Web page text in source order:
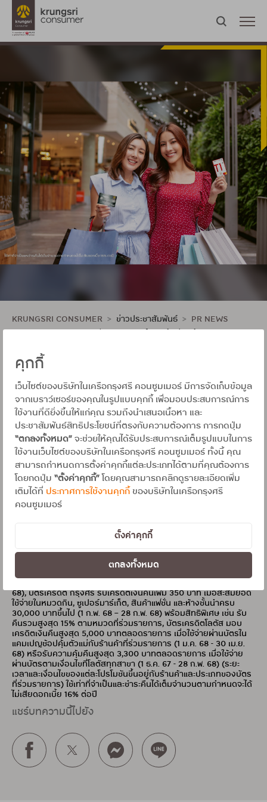
คุกกี้
เว็บไซต์ของบริษัทในเครือกรุงศรี คอนซูมเมอร์ มีการจัดเก็บข้อมูล
จากเบราว์เซอร์ของคุณในรูปแบบคุกกี้ เพื่อมอบประสบการณ์การ
ใช้งานที่ดียิ่งขึ้นให้แก่คุณ รวมถึงนำเสนอเนื้อหา และ
ประชาสัมพันธ์สิทธิประโยชน์ที่ตรงกับความต้องการ การกดปุ่ม
“ตกลงทั้งหมด”จะช่วยให้คุณได้รับประสบการณ์เต็มรูปแบบในการ
ใช้งานเว็บไซต์ของบริษัทในเครือกรุงศรี คอนซูมเมอร์ ทั้งนี้ คุณ
สามารถกำหนดการตั้งค่าคุกกี้แต่ละประเภทได้ตามที่คุณต้องการ
โดยกดปุ่ม “ตั้งค่าคุกกี้”โดยคุณสามารถคลิกดูรายละเอียดเพิ่ม
เติมได้ที่ ประกาศการใช้งานคุกกี้ ของบริษัทในเครือกรุงศรี
คอนซูมเมอร์
ตั้งค่าคุกกี้
ตกลงทั้งหมด
KRUNGSRI CONSUMER ข่าวประชาสัมพันธ์
PR NEWS
PR NEWS
กรุงศรี คอนซูมเมอร์ ชวนช้อปสุดคุ้ม
กรุงศรี คอนซูมเมอร์ ชวนช้อปสุ
ดคุ้ม
วันที่ : 20 JAN 2025
ผู้เขียน : Krungsri Consumer
กรุงเทพฯ – 20 มกราคม 2568 : บัตรเครดิตในกลุ่มกรุงศรี
คอนซูมเมอร์ ขานรับมาตรการกระตุ้นเศรษฐกิจภาครัฐ ชวนช้อปสุดฟิน
รับสิทธิลดหย่อนภาษีตามมาตรการ Easy-E Receipt 2.0 พร้อมรับสิทธิ
พิเศษสุดคุ้ม (เงื่อนไขในการลดหย่อนภาษีเป็นไปตามที่สรรพากร
กำหนด) บัตรเครดิตกรุงศรีเฟิร์สช้อยส์ มอบเครดิตเงินคืนรวมสูงสุด
คืนเพิ่มรวมสูงสุด 600 บาท และรับเครดิตเงินคืนรวมสูงสุด 5,000
บาท เมื่อใช้จ่ายตามแคมเปญ “รูดช้อป คืนเงินแทบทุกหมวดในชีวิต” (ลง
ทะเบียนทั้ง 2 รายการ) (16 ม.ค. 68 – 28 ก.พ. 68), บัตรเครดิตเซ็นทรัล
เดอะวัน ชวนช้อปคุ้มที่ห้างเซ็นทรัลหรือโรบินสันสาขาที่ร่วมรายการ
5,000 บาทขึ้นไป รับคูปองและเครดิตเงินคืนสุดคุ้ม พิเศษ รับเพิ่มบัตร
68), บัตรเครดิต กรุงศรี รับเครดิตเงินคืนเพิ่ม 350 บาท เมื่อสะสมยอด
ใช้จ่ายในหมวดกิน, ซูเปอร์มาร์เก็ต, สินค้าแฟชั่น และห้างชั้นนำครบ
30,000 บาทขึ้นไป (1 ก.พ. 68 – 28 ก.พ. 68) พร้อมสิทธิพิเศษ เช่น รับ
คืนรวมสูงสุด 15% ตามหมวดที่ร่วมรายการ, บัตรเครดิตโลตัส มอบ
เครดิตเงินคืนสูงสุด 5,000 บาทตลอดรายการ เมื่อใช้จ่ายผ่านบัตรใน
แคมเปญช้อปคุ้มตัวแม่กับร้านค้าที่ร่วมรายการ (1 ม.ค. 68 - 30 เม.ย.
68) หรือรับความคุ้มคืนสูงสุด 3,300 บาทตลอดรายการ เมื่อใช้จ่าย
ผ่านบัตรตามเงื่อนไขที่โลตัสทุกสาขา (1 ธ.ค. 67 - 28 ก.พ. 68) (ระยะ
เวลาและเงื่อนไขของแต่ละโปรโมชันขึ้นอยู่กับร้านค้าและประเภทของบัตร
ที่ร่วมรายการ) ใช้เท่าที่จำเป็นและชำระคืนได้เต็มจำนวนตามกำหนดจะได้
ไม่เสียดอกเบี้ย 16% ต่อปี
แชร์บทความนี้ไปยัง